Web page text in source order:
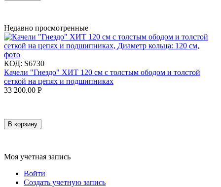
Недавно просмотренные
КОД: S6730
Качели "Гнездо" ХИТ 120 см с толстым ободом и толстой
сеткой на цепях и подшипниках
33 200.00 Р
В корзину
Моя учетная запись
Войти
Создать учетную запись